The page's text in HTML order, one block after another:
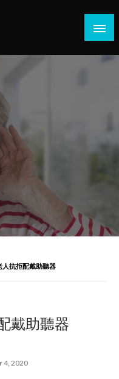
人抗拒配戴助聽器
戴助聽器
4, 2020